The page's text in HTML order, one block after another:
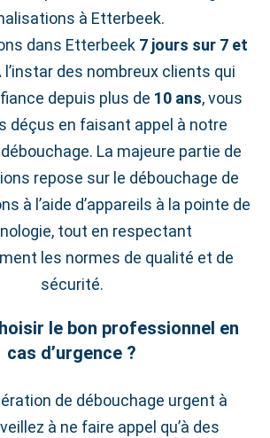
à Etterbeek.
dans Etterbeek 7 jours sur 7 et
l’instar des nombreux clients qui
depuis plus de 10 ans, vous
déçus en faisant appel à notre
La majeure partie de
repose sur le débouchage de
à l’aide d’appareils à la pointe de
tout en respectant
les normes de qualité et de
sécurité.
le bon professionnel en
cas d’urgence ?
de débouchage urgent à
à ne faire appel qu’à des